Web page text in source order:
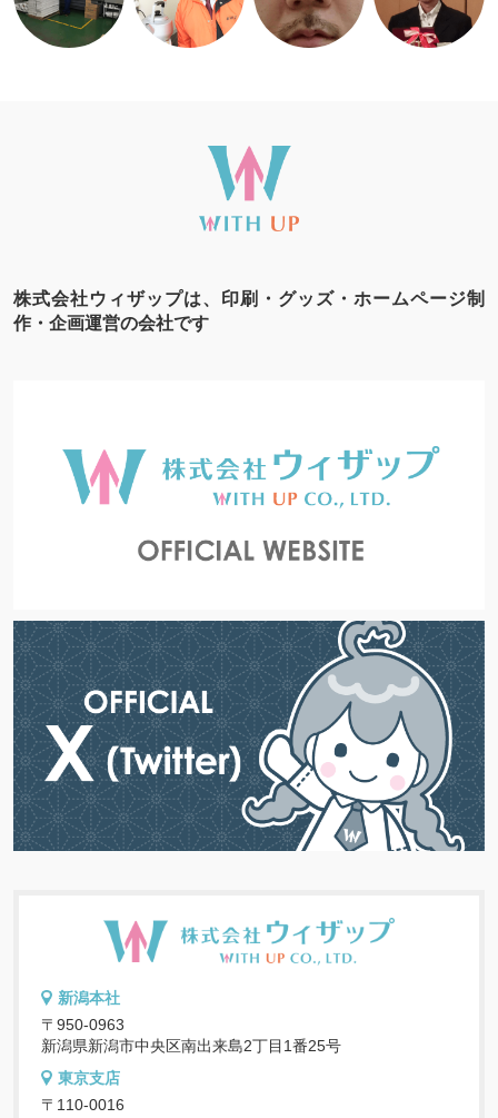
株式会社ウィザップは、印刷・グッズ・ホームページ制
作・企画運営の会社です
新潟本社
〒950-0963
新潟県新潟市中央区南出来島2丁目1番25号
東京支店
〒110-0016